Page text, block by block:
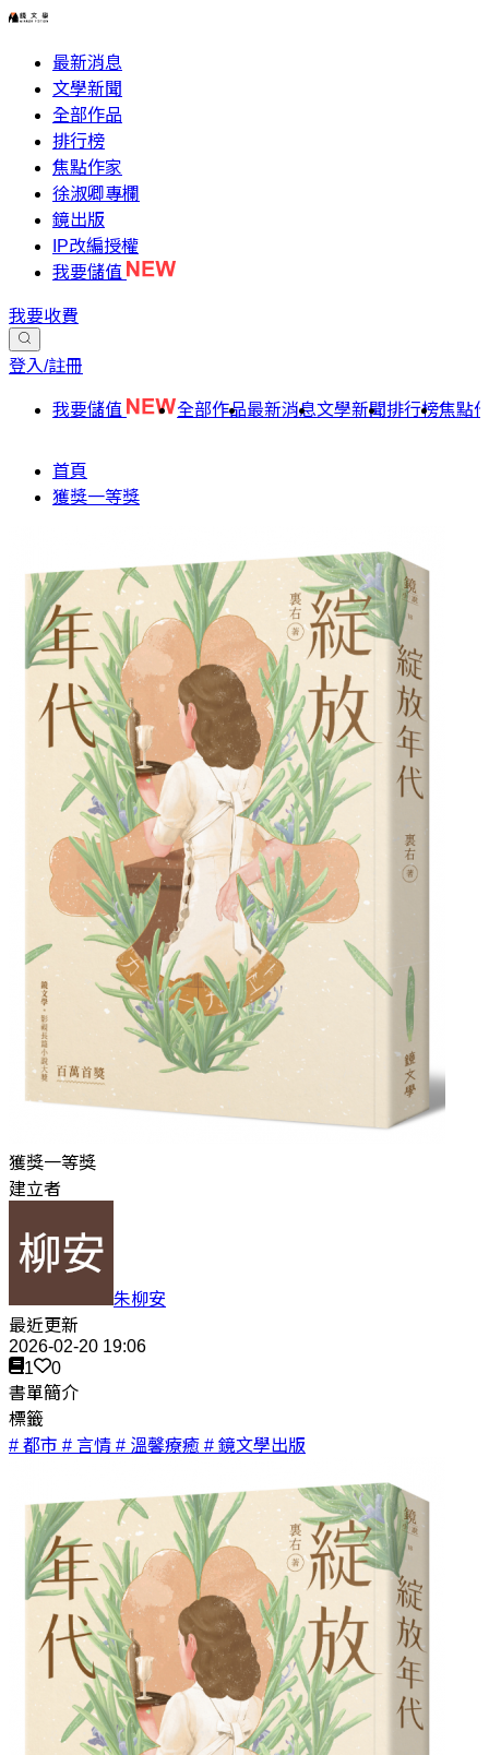
最新消息
文學新聞
全部作品
排行榜
焦點作家
徐淑卿專欄
鏡出版
IP改編授權
我要儲值
我要收費
登入/註冊
我要儲值 全部作品最新消息文學新聞排行榜焦點
首頁
獲獎一等獎
獲獎一等獎
建立者
朱柳安
最近更新
2026-02-20 19:06
1
0
書單簡介
標籤
# 都市 # 言情 # 溫馨療癒 # 鏡文學出版